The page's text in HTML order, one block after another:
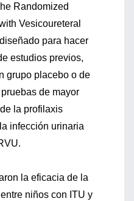
Randomized
Vesicoureteral
para hacer
estudios previos,
grupo placebo o de
de mayor
la profilaxis
infección urinaria
la eficacia de la
niños con ITU y